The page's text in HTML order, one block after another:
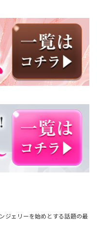
ジェリーを始めとする話題の最